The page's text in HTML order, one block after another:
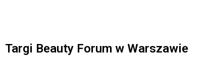
Targi Beauty Forum w Warszawie